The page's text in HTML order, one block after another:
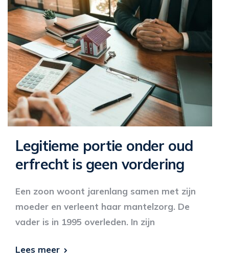
Legitieme portie onder oud
erfrecht is geen vordering
Een zoon woont jarenlang samen met zijn
moeder en verleent haar mantelzorg. De
vader is in 1995 overleden. In zijn
Lees meer